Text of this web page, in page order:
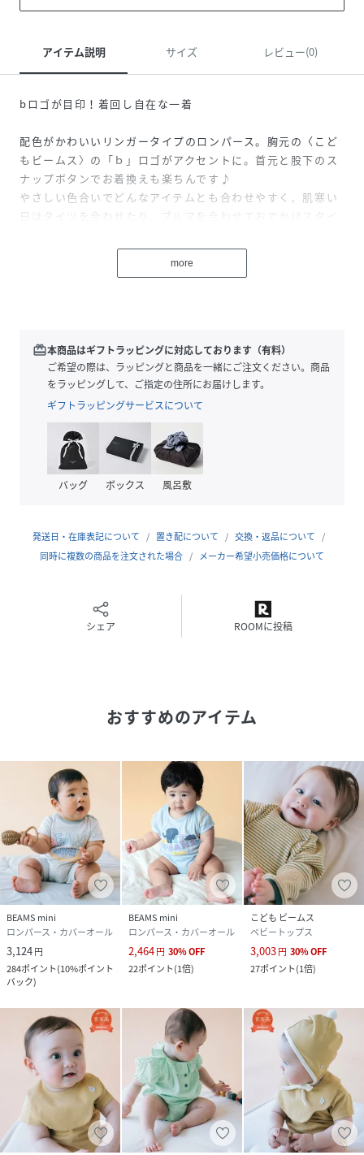
アイテム説明 サイズ レビュー(0)
bロゴが目印！着回し自在な一着
配色がかわいいリンガータイプのロンパース。胸元の〈こど
もビームス〉の「ｂ」ロゴがアクセントに。首元と股下のス
ナップボタンでお着換えも楽ちんです♪
やさしい色合いでどんなアイテムとも合わせやすく、肌寒い
日はタイツを合わせたり、ブルマを合わせておでかけスタイ
【対象年齢：およそ新生児～1歳】
※デリケートな赤ちゃんのお肌を守るために、着用前の水通
しをおすすめいたします
※光の当たり具合やパソコンなどの閲覧環境によって実際の
色味と異なって見える場合がございます。予めご了承くださ
※商品の色味は商品単体で撮影した画像をご参照ください。
こどもたちの豊かな感性や想像力を、よりいっそう伸ばすき
っかけになるモノやコトを提案する〈こどもビームス〉。
コットン100
サイズ 60-70、70-80
RA2433_55
55-28-0185-491-70-08 RA2433)
more
redeem本商品はギフトラッピングに対応しております（有料）
ご希望の際は、ラッピングと商品を一緒にご注文ください。商品
をラッピングして、ご指定の住所にお届けします。
ギフトラッピングサービスについて
バッグ ボックス 風呂敷
発送日・在庫表記について 置き配について
交換・返品について
同時に複数の商品を注文された場合
メーカー希望小売価格について
シェア ROOMに投稿
おすすめのアイテム
BEAMS mini
ロンパース・カバーオール
3,124円
284ポイント(10%ポイント
バック)
BEAMS mini
ロンパース・カバーオール
2,464円 30%OFF
22ポイント(1倍)
こども ビームス
ベビートップス
3,003円 30%OFF
27ポイント(1倍)